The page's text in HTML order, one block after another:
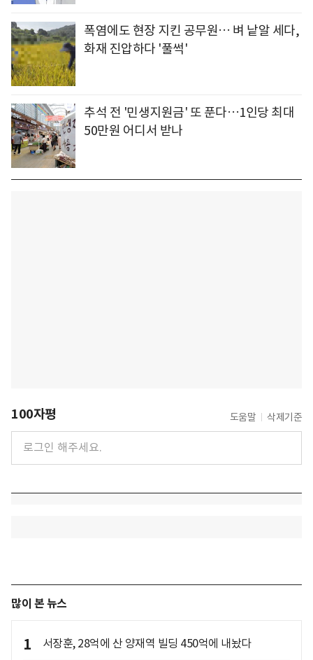
폭염에도 현장 지킨 공무원… 벼 낱알 세다,
화재 진압하다 '풀썩'
추석 전 '민생지원금' 또 푼다…1인당 최대
50만원 어디서 받나
100자평 도움말 삭제기준
많이 본 뉴스
1 서장훈, 28억에 산 양재역 빌딩 450억에 내놨다